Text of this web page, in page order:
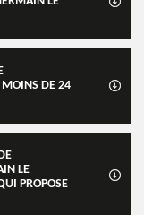
MOINS DE 24
LE
PROPOSE